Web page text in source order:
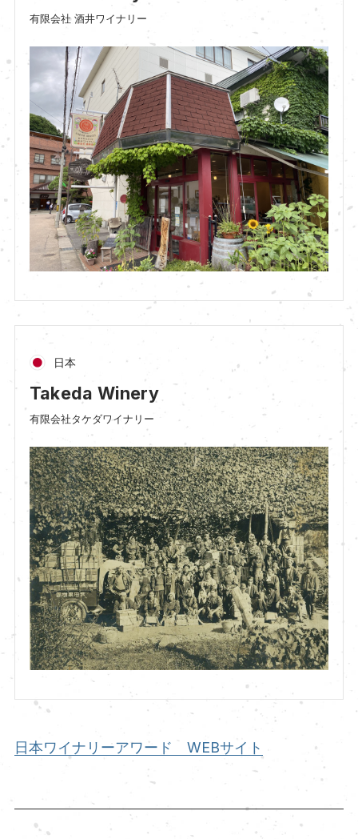
有限会社 酒井ワイナリー
日本
Takeda Winery
有限会社タケダワイナリー
日本ワイナリーアワード WEBサイト